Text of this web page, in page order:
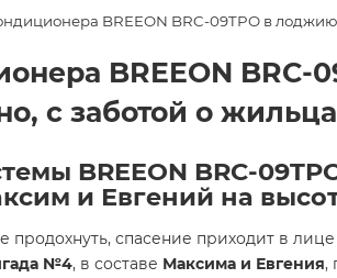
BREEON BRC-09TPO в
BREEON
с заботой о
BREEON BRC-
и Евгений на
продохнуть, спасение приходит в
№4, в составе Максима и Евгения,